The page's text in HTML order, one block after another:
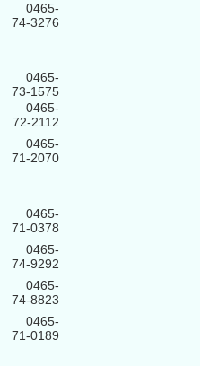
0465-
74-3276
0465-
73-1575
0465-
72-2112
0465-
71-2070
0465-
71-0378
0465-
74-9292
0465-
74-8823
0465-
71-0189